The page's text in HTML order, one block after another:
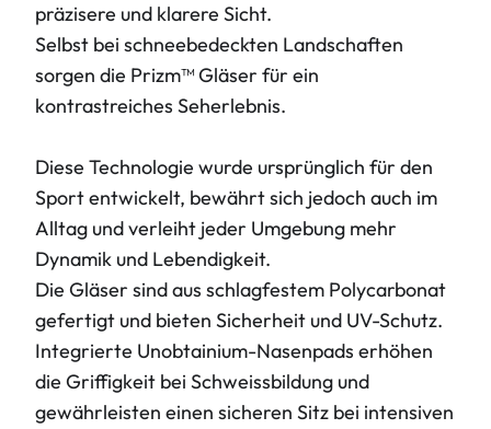
präzisere und klarere Sicht.
Selbst bei schneebedeckten Landschaften
sorgen die Prizm™ Gläser für ein
kontrastreiches Seherlebnis.
Diese Technologie wurde ursprünglich für den
Sport entwickelt, bewährt sich jedoch auch im
Alltag und verleiht jeder Umgebung mehr
Dynamik und Lebendigkeit.
Die Gläser sind aus schlagfestem Polycarbonat
gefertigt und bieten Sicherheit und UV-Schutz.
Integrierte Unobtainium-Nasenpads erhöhen
die Griffigkeit bei Schweissbildung und
gewährleisten einen sicheren Sitz bei intensiven